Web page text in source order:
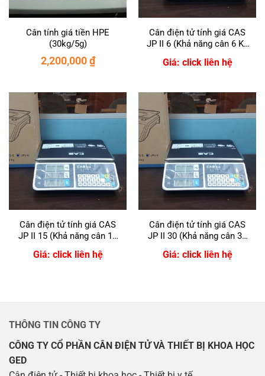
Cân tính giá tiền HPE
(30kg/5g)
2,200,000₫
Cân điện tử tính giá CAS
JP II 6 (Khả năng cân 6 Kg
Giá: click liên hệ
Cân điện tử tính giá CAS
JP II 15 (Khả năng cân 15
Giá: click liên hệ
Cân điện tử tính giá CAS
JP II 30 (Khả năng cân 30
Giá: click liên hệ
THÔNG TIN CÔNG TY
CÔNG TY CỔ PHẦN CÂN ĐIỆN TỬ VÀ THIẾT BỊ KHOA HỌC
GED